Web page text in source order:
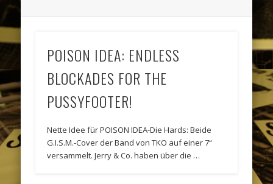
POISON IDEA: ENDLESS
BLOCKADES FOR THE
PUSSYFOOTER!
Nette Idee für POISON IDEA-Die Hards: Beide
G.I.S.M.-Cover der Band von TKO auf einer 7“
versammelt. Jerry & Co. haben über die …